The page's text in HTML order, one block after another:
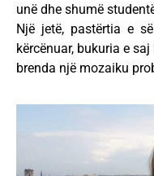
unë dhe shumë
Një jetë, pastërtia e
kërcënuar, bukuria e
brenda një mozaiku